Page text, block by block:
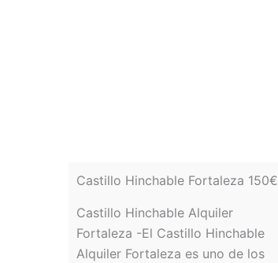
Castillo Hinchable Fortaleza 150€
Castillo Hinchable Alquiler
Fortaleza -El Castillo Hinchable
Alquiler Fortaleza es uno de los